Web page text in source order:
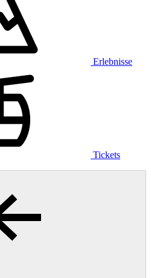
Erlebnisse
Tickets